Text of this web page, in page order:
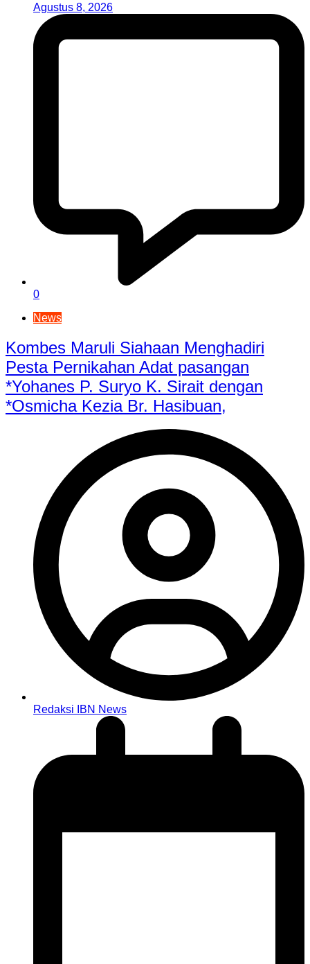
Agustus 8, 2026
0
News
Kombes Maruli Siahaan Menghadiri
Pesta Pernikahan Adat pasangan
*Yohanes P. Suryo K. Sirait dengan
*Osmicha Kezia Br. Hasibuan,
Redaksi IBN News